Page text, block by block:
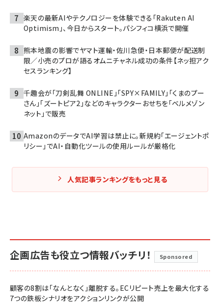
楽天の最新AIやテクノロジーを体験できる「Rakuten AI
Optimism」、今日からスタート。パシフィコ横浜で開催
熊本地震の影響でヤマト運輸・佐川急便・日本郵便が配送制
限／小売のプロが語るオムニチャネル成功の条件【ネッ担アク
セスランキング】
千趣会が「刀剣乱舞 ONLINE」「SPY×FAMILY」「くまのプー
さん」「ズートピア2」などのキャラクターおせちを「ベルメゾン
ネット」で販売
AmazonのデータでAI学習は禁止に。新規約「エージェントポ
リシー」でAI・自動化ツールの使用ルールが厳格化
人気記事ランキングをもっと見る
企画広告も役立つ情報バッチリ！ Sponsored
顧客の8割は「なんとなく」離脱する。ECリピート売上を最大化する
7つの鉄板シナリオをアクションリンクが公開